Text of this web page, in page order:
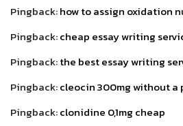
Pingback:how to assign oxidation
Pingback:cheap essay writing
Pingback:the best essay writing
Pingback:cleocin 300mg without a
Pingback:clonidine 0,1mg cheap